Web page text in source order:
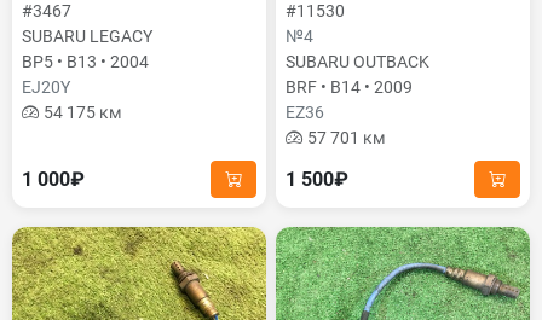
#3467
SUBARU LEGACY
BP5 • B13 • 2004
EJ20Y
54 175 км
1 000₽
#11530
№4
SUBARU OUTBACK
BRF • B14 • 2009
EZ36
57 701 км
1 500₽